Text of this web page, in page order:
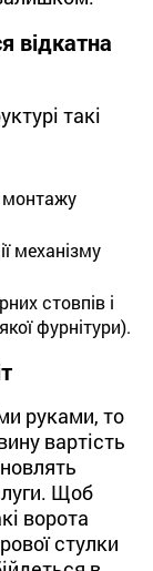
відкатна
такі
монтажу
механізму
стовпів і
фурнітури).
руками, то
вартість
Щоб
ворота
стулки